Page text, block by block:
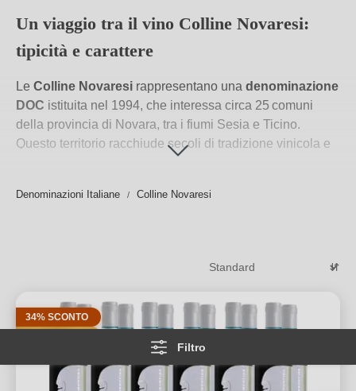
Un viaggio tra il vino Colline Novaresi:
tipicità e carattere
Le Colline Novaresi rappresentano una denominazione
DOC istituita nel 1994, che interessa circa 25 comuni
della provincia di Novara, tra i fiumi Sesia e Ticino.
Questo territorio racchiude secoli di tradizione vinicola e
CroatinaallaBarbera, passando per l’
Denominazioni Italiane Colline Novaresi
Filtro
34% SCONTO